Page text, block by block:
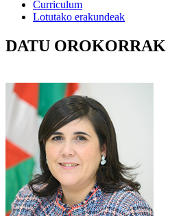
Curriculum
Lotutako erakundeak
DATU OROKORRAK